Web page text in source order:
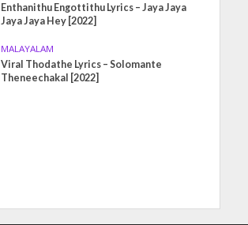
Enthanithu Engottithu Lyrics – Jaya Jaya
Jaya Jaya Hey [2022]
MALAYALAM
Viral Thodathe Lyrics – Solomante
Theneechakal [2022]